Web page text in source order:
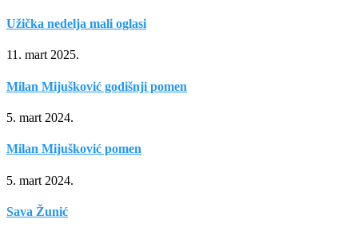
Užička nedelja mali oglasi
11. mart 2025.
Milan Mijušković godišnji pomen
5. mart 2024.
Milan Mijušković pomen
5. mart 2024.
Sava Žunić